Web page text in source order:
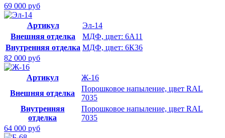
69 000 руб
Артикул
Эл-14
Внешняя отделка
МДФ, цвет: 6А11
Внутренняя отделка МДФ, цвет: 6К36
82 000 руб
Артикул
Ж-16
Внешняя отделка
Порошковое напыление, цвет RAL
7035
Внутренняя
отделка
Порошковое напыление, цвет RAL
7035
64 000 руб